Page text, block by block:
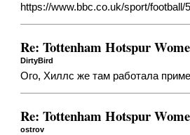
https://www.bbc.co.uk/sport/football/
Re: Tottenham Hotspur
DirtyBird
Ого, Хиллс же там работала
Re: Tottenham Hotspur
ostrov